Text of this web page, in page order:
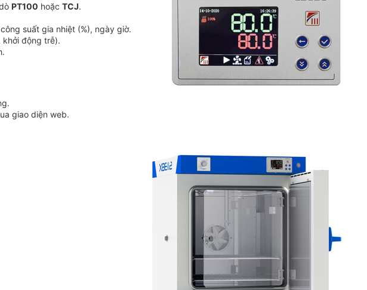
PT100 hoặc TCJ.
suất gia nhiệt (%), ngày giờ.
khởi động trễ).
giao diện web.